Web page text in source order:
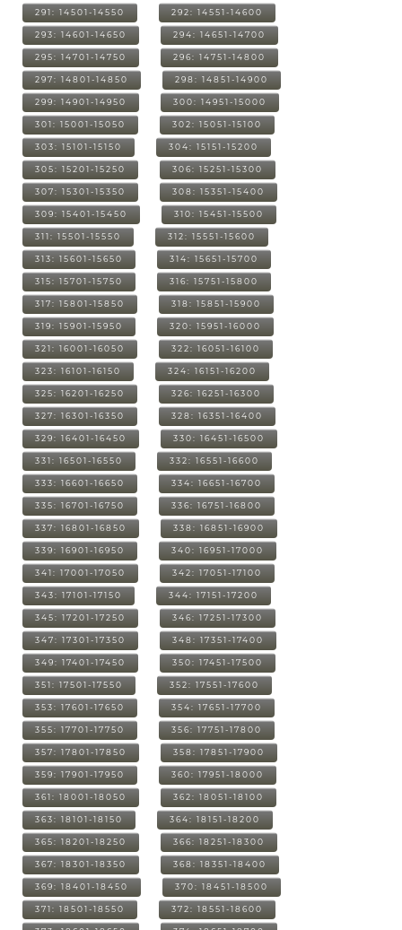
291: 14501-14550 292: 14551-14600
293: 14601-14650 294: 14651-14700
295: 14701-14750 296: 14751-14800
297: 14801-14850 298: 14851-14900
299: 14901-14950 300: 14951-15000
301: 15001-15050 302: 15051-15100
303: 15101-15150 304: 15151-15200
305: 15201-15250 306: 15251-15300
307: 15301-15350 308: 15351-15400
309: 15401-15450 310: 15451-15500
311: 15501-15550 312: 15551-15600
313: 15601-15650 314: 15651-15700
315: 15701-15750 316: 15751-15800
317: 15801-15850 318: 15851-15900
319: 15901-15950 320: 15951-16000
321: 16001-16050 322: 16051-16100
323: 16101-16150 324: 16151-16200
325: 16201-16250 326: 16251-16300
327: 16301-16350 328: 16351-16400
329: 16401-16450 330: 16451-16500
331: 16501-16550 332: 16551-16600
333: 16601-16650 334: 16651-16700
335: 16701-16750 336: 16751-16800
337: 16801-16850 338: 16851-16900
339: 16901-16950 340: 16951-17000
341: 17001-17050 342: 17051-17100
343: 17101-17150 344: 17151-17200
345: 17201-17250 346: 17251-17300
347: 17301-17350 348: 17351-17400
349: 17401-17450 350: 17451-17500
351: 17501-17550 352: 17551-17600
353: 17601-17650 354: 17651-17700
355: 17701-17750 356: 17751-17800
357: 17801-17850 358: 17851-17900
359: 17901-17950 360: 17951-18000
361: 18001-18050 362: 18051-18100
363: 18101-18150 364: 18151-18200
365: 18201-18250 366: 18251-18300
367: 18301-18350 368: 18351-18400
369: 18401-18450 370: 18451-18500
371: 18501-18550 372: 18551-18600